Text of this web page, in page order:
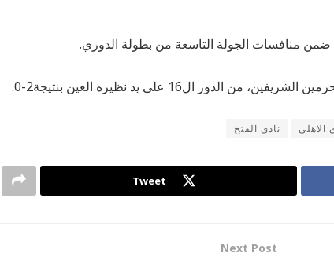
ضمن منافسات الجولة التاسعة من بطولة الدوري.
ال16 على يد نظيره العين بنتيجة2-0.
الاهلي نادي الفتح
Tweet
Next Post